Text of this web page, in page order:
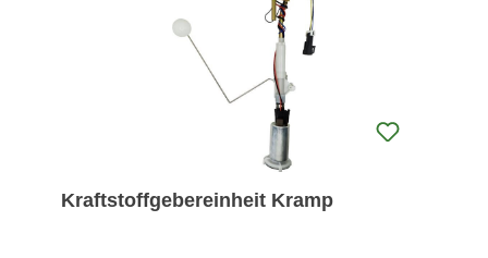
Kraftstoffgebereinheit Kramp